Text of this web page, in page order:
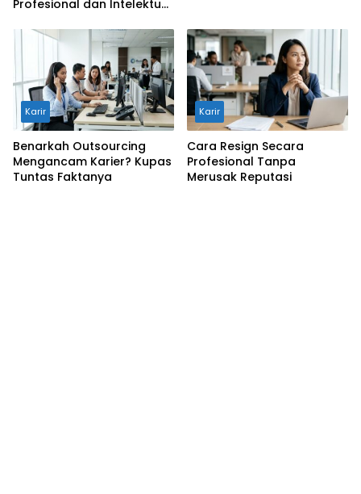
Profesional dan Intelektual
Karir
Benarkah Outsourcing
Mengancam Karier? Kupas
Tuntas Faktanya
Karir
Cara Resign Secara
Profesional Tanpa
Merusak Reputasi